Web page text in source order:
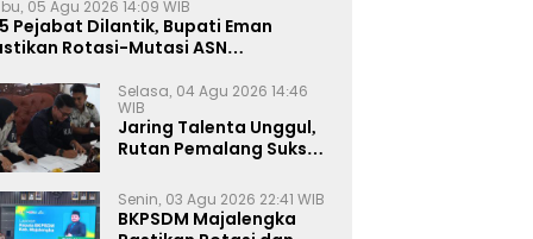
05 Agu 2026 14:09 WIB
Pejabat Dilantik, Bupati Eman
Rotasi-Mutasi ASN
Selasa, 04 Agu 2026 14:46
WIB
Jaring Talenta Unggul,
Rutan Pemalang Sukses
Wawancara Magang
Kemnaker
Senin, 03 Agu 2026 22:41 WIB
BKPSDM Majalengka